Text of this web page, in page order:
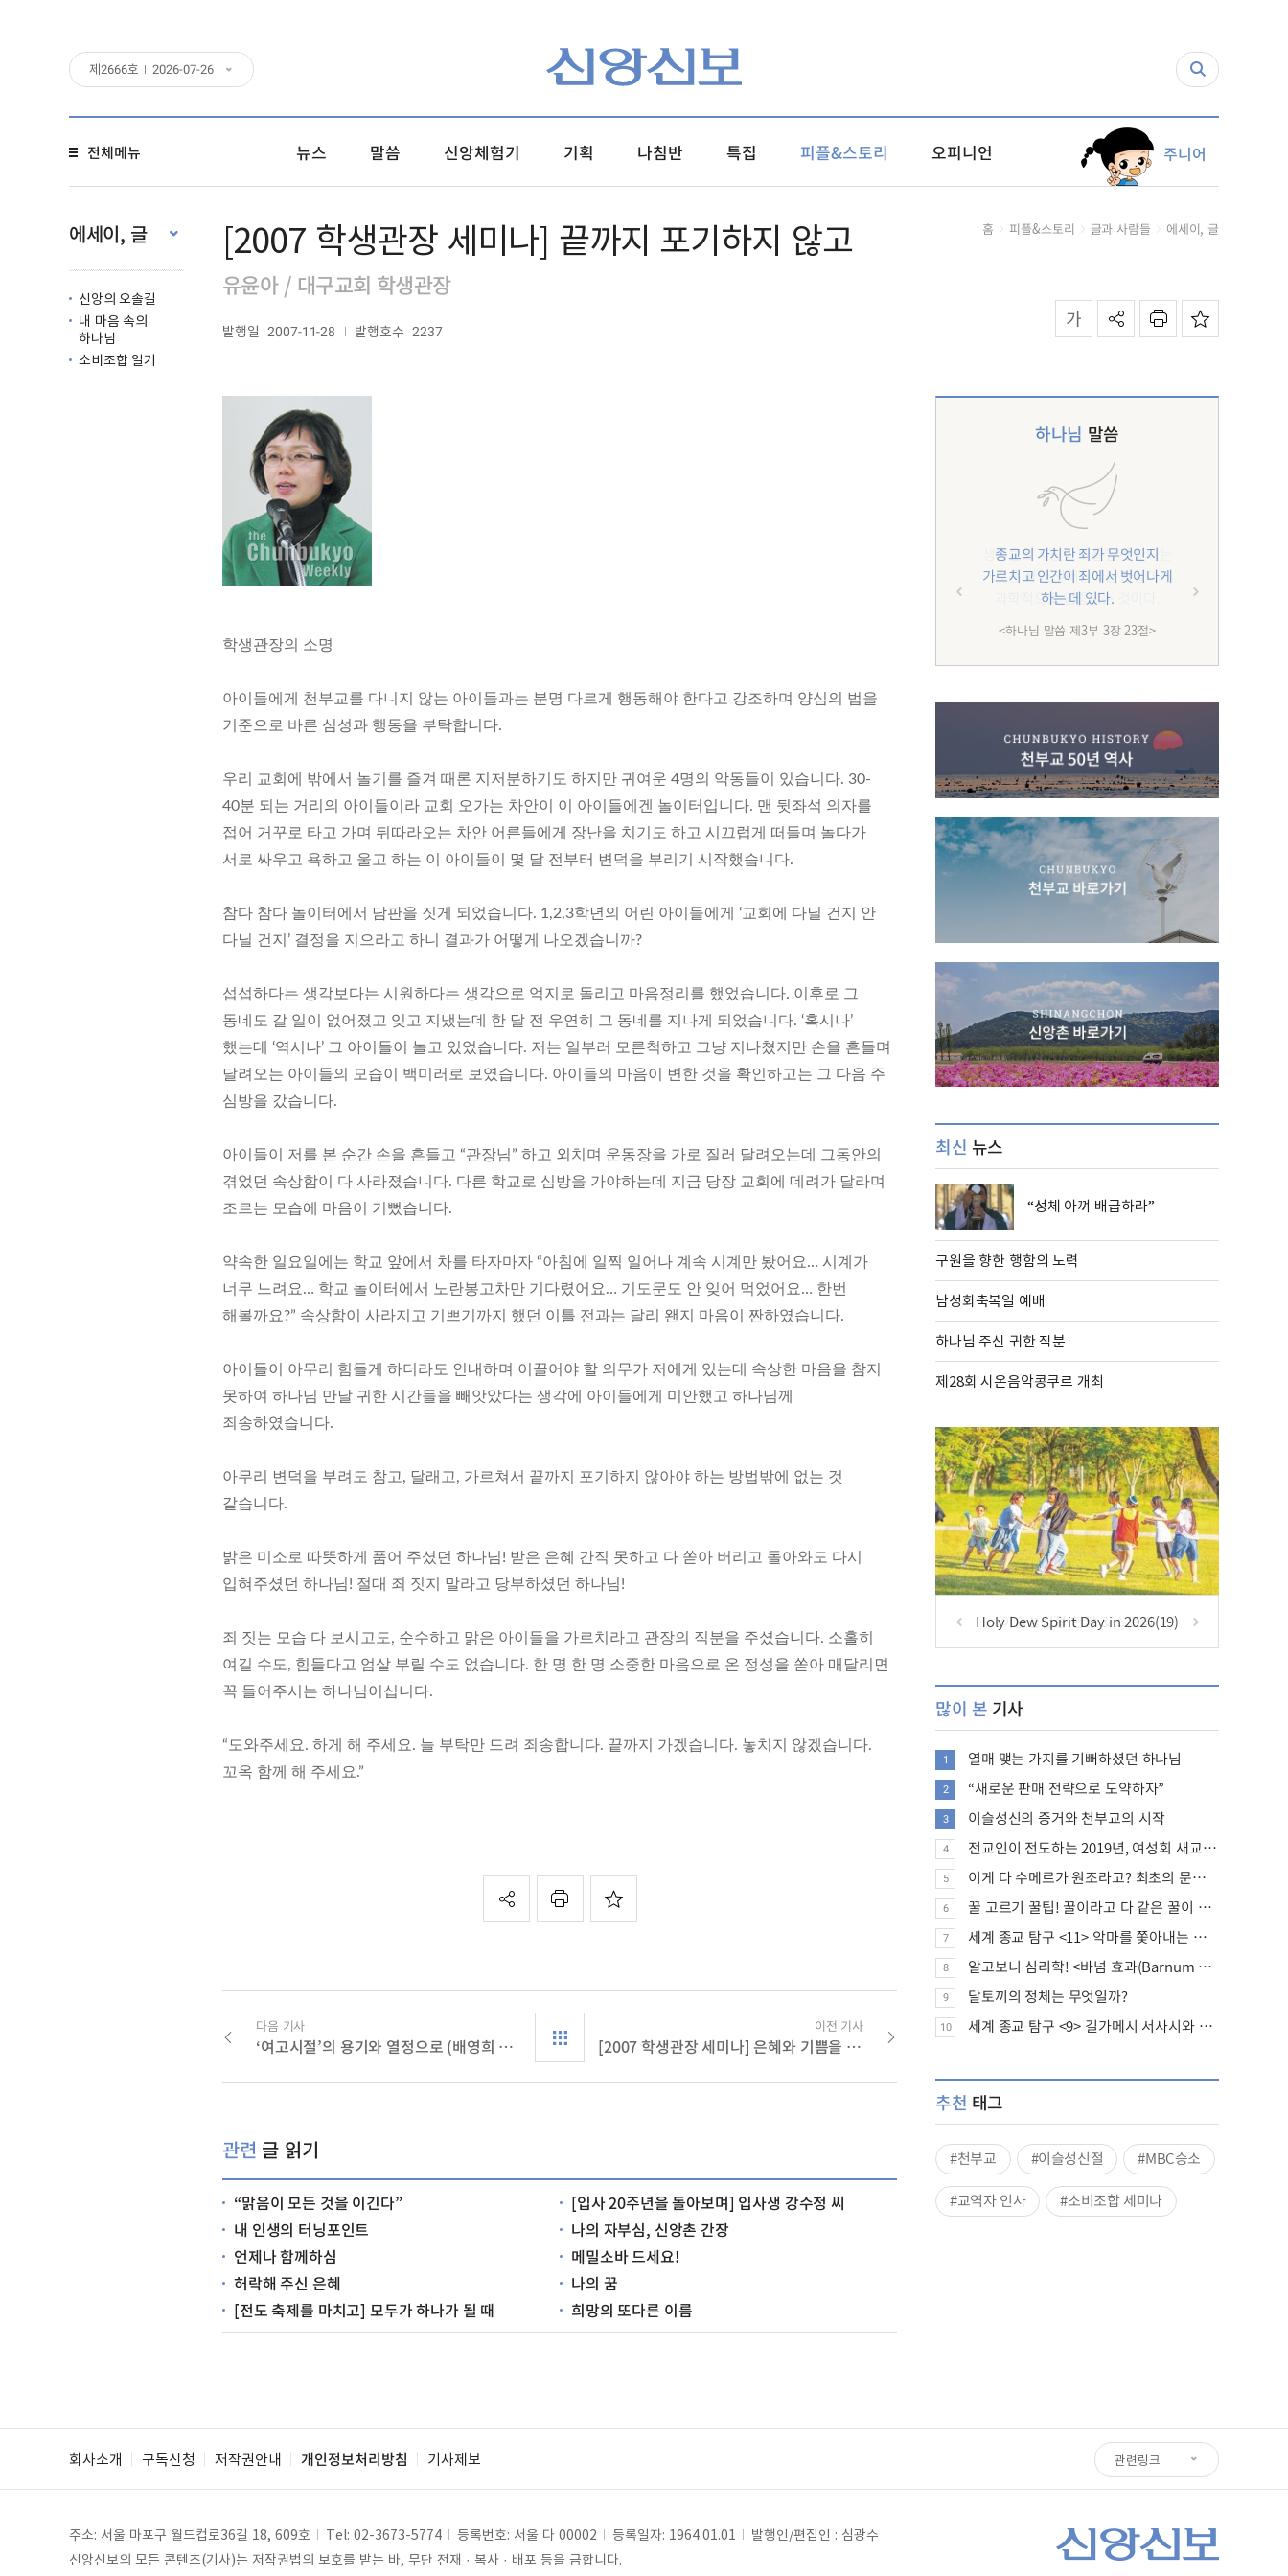
제 2666호 2026-07-26
전체메뉴 뉴스 말씀 신앙체험기 기획 나침반 특집 피플&스토리 오피니언 주니어
에세이, 글
신앙의 오솔길
내 마음 속의
하나님
소비조합 일기
[2007 학생관장 세미나] 끝까지 포기하지 않고
유윤아 / 대구교회 학생관장
발행일 2007-11-28 발행호수 2237
홈 피플&스토리 글과 사람들 에세이, 글
학생관장의 소명
아이들에게 천부교를 다니지 않는 아이들과는 분명 다르게 행동해야 한다고 강조하며 양심의 법을
기준으로 바른 심성과 행동을 부탁합니다.
우리 교회에 밖에서 놀기를 즐겨 때론 지저분하기도 하지만 귀여운 4명의 악동들이 있습니다. 30-
40분 되는 거리의 아이들이라 교회 오가는 차안이 이 아이들에겐 놀이터입니다. 맨 뒷좌석 의자를
접어 거꾸로 타고 가며 뒤따라오는 차안 어른들에게 장난을 치기도 하고 시끄럽게 떠들며 놀다가
서로 싸우고 욕하고 울고 하는 이 아이들이 몇 달 전부터 변덕을 부리기 시작했습니다.
참다 참다 놀이터에서 담판을 짓게 되었습니다. 1,2,3학년의 어린 아이들에게 ‘교회에 다닐 건지 안
다닐 건지’ 결정을 지으라고 하니 결과가 어떻게 나오겠습니까?
섭섭하다는 생각보다는 시원하다는 생각으로 억지로 돌리고 마음정리를 했었습니다. 이후로 그
동네도 갈 일이 없어졌고 잊고 지냈는데 한 달 전 우연히 그 동네를 지나게 되었습니다. ‘혹시나’
했는데 ‘역시나’ 그 아이들이 놀고 있었습니다. 저는 일부러 모른척하고 그냥 지나쳤지만 손을 흔들며
달려오는 아이들의 모습이 백미러로 보였습니다. 아이들의 마음이 변한 것을 확인하고는 그 다음 주
심방을 갔습니다.
아이들이 저를 본 순간 손을 흔들고 “관장님” 하고 외치며 운동장을 가로 질러 달려오는데 그동안의
겪었던 속상함이 다 사라졌습니다. 다른 학교로 심방을 가야하는데 지금 당장 교회에 데려가 달라며
조르는 모습에 마음이 기뻤습니다.
약속한 일요일에는 학교 앞에서 차를 타자마자 “아침에 일찍 일어나 계속 시계만 봤어요… 시계가
너무 느려요… 학교 놀이터에서 노란봉고차만 기다렸어요… 기도문도 안 잊어 먹었어요… 한번
해볼까요?” 속상함이 사라지고 기쁘기까지 했던 이틀 전과는 달리 왠지 마음이 짠하였습니다.
아이들이 아무리 힘들게 하더라도 인내하며 이끌어야 할 의무가 저에게 있는데 속상한 마음을 참지
못하여 하나님 만날 귀한 시간들을 빼앗았다는 생각에 아이들에게 미안했고 하나님께
죄송하였습니다.
아무리 변덕을 부려도 참고, 달래고, 가르쳐서 끝까지 포기하지 않아야 하는 방법밖에 없는 것
같습니다.
밝은 미소로 따뜻하게 품어 주셨던 하나님! 받은 은혜 간직 못하고 다 쏟아 버리고 돌아와도 다시
입혀주셨던 하나님! 절대 죄 짓지 말라고 당부하셨던 하나님!
죄 짓는 모습 다 보시고도, 순수하고 맑은 아이들을 가르치라고 관장의 직분을 주셨습니다. 소홀히
여길 수도, 힘들다고 엄살 부릴 수도 없습니다. 한 명 한 명 소중한 마음으로 온 정성을 쏟아 매달리면
꼭 들어주시는 하나님이십니다.
“도와주세요. 하게 해 주세요. 늘 부탁만 드려 죄송합니다. 끝까지 가겠습니다. 놓치지 않겠습니다.
꼬옥 함께 해 주세요.”
다음 기사
‘여고시절’의 용기와 열정으로 (배영희 권사/시흥교회)
이전 기사
[2007 학생관장 세미나] 은혜와 기쁨을 안고
관련 글 읽기
“맑음이 모든 것을 이긴다”
[입사 20주년을 돌아보며] 입사생 강수정 씨
내 인생의 터닝포인트
나의 자부심, 신앙촌 간장
언제나 함께하심
메밀소바 드세요!
허락해 주신 은혜
나의 꿈
[전도 축제를 마치고] 모두가 하나가 될 때
희망의 또다른 이름
하나님 말씀
종교의 가치란 죄가 무엇인지
가르치고 인간이 죄에서 벗어나게
하는 데 있다.
<하나님 말씀 제3부 3장 23절>
최신 뉴스
“성체 아껴 배급하라”
구원을 향한 행함의 노력
남성회축복일 예배
하나님 주신 귀한 직분
제28회 시온음악콩쿠르 개최
Holy Dew Spirit Day in 2026(19)
많이 본 기사
1 열매 맺는 가지를 기뻐하셨던 하나님
2 “새로운 판매 전략으로 도약하자”
3 이슬성신의 증거와 천부교의 시작
4 전교인이 전도하는 2019년, 여성회 새교인 증가 추세
5 이게 다 수메르가 원조라고? 최초의 문명, 수메르는 어떤 문명이었을까?
6 꿀 고르기 꿀팁! 꿀이라고 다 같은 꿀이 아니다!
7 세계 종교 탐구 <11> 악마를 쫓아내는 의식의 뿌리에 대하여
8 알고보니 심리학! <바넘 효과(Barnum effect)>
9 달토끼의 정체는 무엇일까?
10 세계 종교 탐구 <9> 길가메시 서사시와 성경에 대하여
추천 태그
#천부교 #이슬성신절
#MBC승소
#교역자 인사
#소비조합 세미나
회사소개 구독신청 저작권안내 개인정보처리방침 기사제보 관련링크
주소: 서울 마포구 월드컵로36길 18, 609호 Tel: 02-3673-5774 등록번호: 서울 다 00002 등록일자: 1964.01.01
발행인/편집인 : 심광수
신앙신보의 모든 콘텐츠(기사)는 저작권법의 보호를 받는 바, 무단 전재 · 복사 · 배포 등을 금합니다.